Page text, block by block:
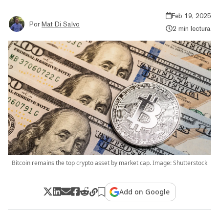
Por Mat Di Salvo
Feb 19, 2025
2 min lectura
Bitcoin remains the top crypto asset by market cap. Image: Shutterstock
Add on Google